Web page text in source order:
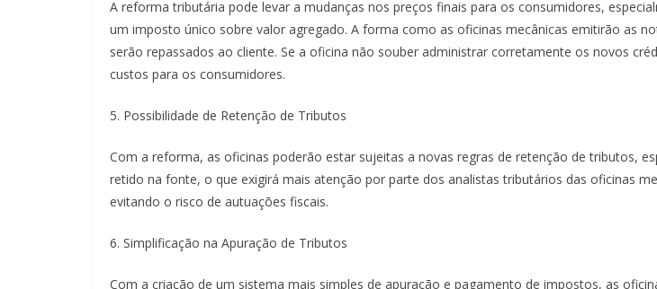
A reforma tributária pode levar a mudanças nos preços finais para os consumidores,
um imposto único sobre valor agregado. A forma como as oficinas mecânicas emitirão as
serão repassados ao cliente. Se a oficina não souber administrar corretamente os novos
custos para os consumidores.
5. Possibilidade de Retenção de Tributos
Com a reforma, as oficinas poderão estar sujeitas a novas regras de retenção de tributos,
retido na fonte, o que exigirá mais atenção por parte dos analistas tributários das oficinas
evitando o risco de autuações fiscais.
6. Simplificação na Apuração de Tributos
Com a criação de um sistema mais simples de apuração e pagamento de impostos, as